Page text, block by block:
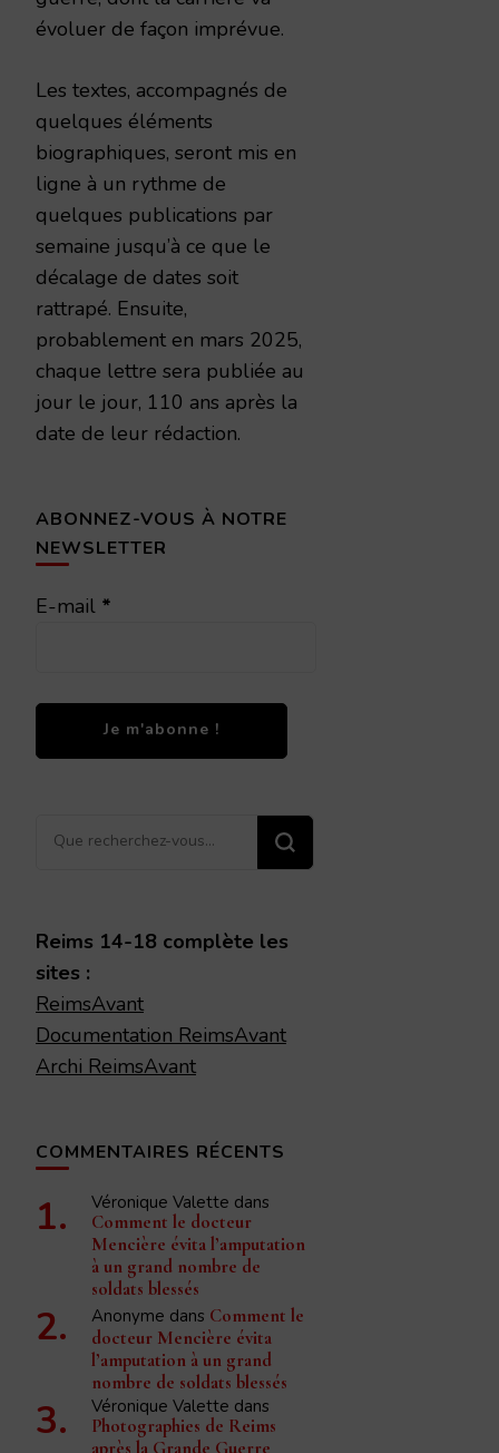
évoluer de façon imprévue.
Les textes, accompagnés de
quelques éléments
biographiques, seront mis en
ligne à un rythme de
quelques publications par
semaine jusqu’à ce que le
décalage de dates soit
rattrapé. Ensuite,
probablement en mars 2025,
chaque lettre sera publiée au
jour le jour, 110 ans après la
date de leur rédaction.
ABONNEZ-VOUS À NOTRE
NEWSLETTER
E-mail *
Vous
Reims 14-18 complète les
sites :
ReimsAvant
Documentation ReimsAvant
Archi ReimsAvant
COMMENTAIRES RÉCENTS
Véronique Valette dans
Comment le docteur
Mencière évita l’amputation
à un grand nombre de
soldats blessés
Anonyme dans Comment le
docteur Mencière évita
l’amputation à un grand
nombre de soldats blessés
Véronique Valette dans
Photographies de Reims